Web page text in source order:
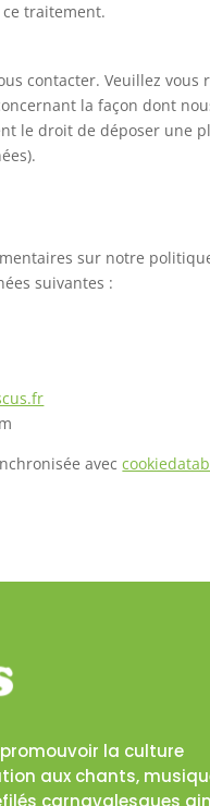
traitement.
contacter. Veuillez
la façon dont
le droit de déposer une
sur notre
suivantes :
avec
promouvoir la culture
aux chants,
carnavalesques